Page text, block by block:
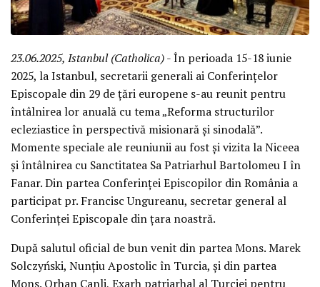
23.06.2025, Istanbul (Catholica)- În perioada 15-18 iunie
2025, la Istanbul, secretarii generali ai Conferințelor
Episcopale din 29 de țări europene s-au reunit pentru
întâlnirea lor anuală cu tema „Reforma structurilor
ecleziastice în perspectivă misionară și sinodală”.
Momente speciale ale reuniunii au fost și vizita la Niceea
și întâlnirea cu Sanctitatea Sa Patriarhul Bartolomeu I în
Fanar. Din partea Conferinței Episcopilor din România a
participat pr. Francisc Ungureanu, secretar general al
Conferinței Episcopale din țara noastră.
După salutul oficial de bun venit din partea Mons. Marek
Solczyński, Nunțiu Apostolic în Turcia, și din partea
Mons. Orhan Çanli, Exarh patriarhal al Turciei pentru